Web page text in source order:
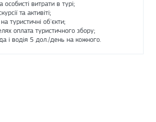
особисті витрати в турі;
та активіті;
туристичні об'єкти;
оплата туристичного збору;
і водія 5 дол./день на кожного.